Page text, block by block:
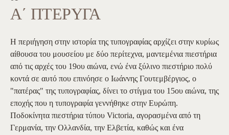
Α΄ ΠΤΕΡΥΓΑ
Η περιήγηση στην ιστορία της τυπογραφίας αρχίζει στην κυρίως
αίθουσα του μουσείου με δύο περίτεχνα, μαντεμένια πιεστήρια
από τις αρχές του 19ου αιώνα, ενώ ένα ξύλινο πιεστήριο πολύ
κοντά σε αυτό που επινόησε ο Ιωάννης Γουτεμβέργιος, ο
"πατέρας" της τυπογραφίας, δίνει το στίγμα του 15ου αιώνα, της
εποχής που η τυπογραφία γεννήθηκε στην Ευρώπη.
Ποδοκίνητα πιεστήρια τύπου Victoria, αγορασμένα από τη
Γερμανία, την Ολλανδία, την Ελβετία, καθώς και ένα